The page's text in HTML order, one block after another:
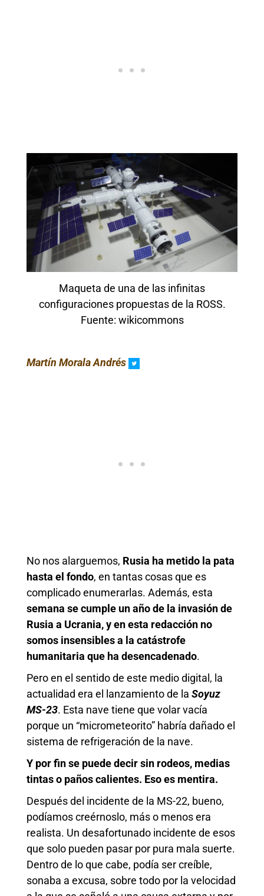
Maqueta de una de las infinitas
configuraciones propuestas de la ROSS.
Fuente: wikicommons
Martín MoralaAndrés
No nos alarguemos, Rusia ha metido la pata
hasta el fondo, en tantas cosas que es
complicado enumerarlas. Además, esta
semana se cumple un año de la invasión de
Rusia a Ucrania, y en esta redacción no
somos insensibles a la catástrofe
humanitaria que ha desencadenado.
Pero en el sentido de este medio digital, la
actualidad era el lanzamiento de la Soyuz
MS-23. Esta nave tiene que volar vacía
porque un “micrometeorito” habría dañado el
sistema de refrigeración de la nave.
Y por fin se puede decir sin rodeos, medias
tintas o paños calientes. Eso es mentira.
Después del incidente de la MS-22, bueno,
podíamos creérnoslo, más o menos era
realista. Un desafortunado incidente de esos
que solo pueden pasar por pura mala suerte.
Dentro de lo que cabe, podía ser creíble,
sonaba a excusa, sobre todo por la velocidad